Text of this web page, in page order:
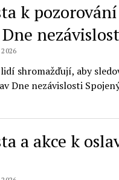
k
shromažďují, aby
Dne nezávislosti
a akce k